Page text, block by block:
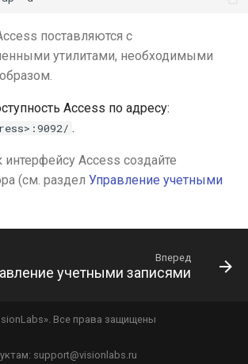
поставляются с
утилитами, необходимыми
Access по адресу:
.
интерфейсу Access создайте
(см. раздел Управление учетными
Вперед
учетными записями
Все права защищены
support@visionlabs.ru